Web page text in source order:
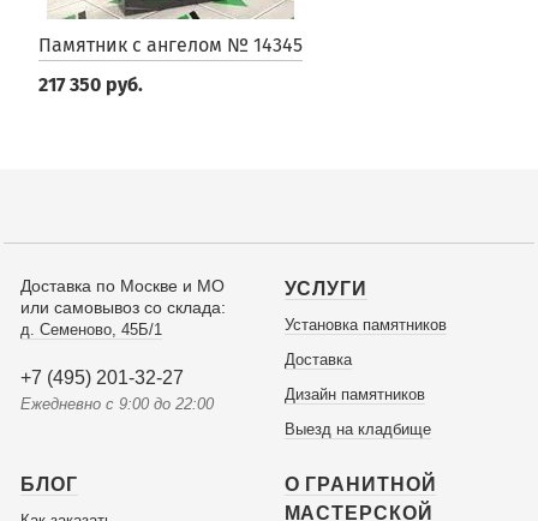
Памятник с ангелом № 14345
217 350 руб.
Доставка по Москве и МО
или самовывоз со склада:
д. Семеново, 45Б/1
+7 (495) 201-32-27
Ежедневно с 9:00 до 22:00
УСЛУГИ
Установка памятников
Доставка
Дизайн памятников
Выезд на кладбище
БЛОГ
О ГРАНИТНОЙ
МАСТЕРСКОЙ